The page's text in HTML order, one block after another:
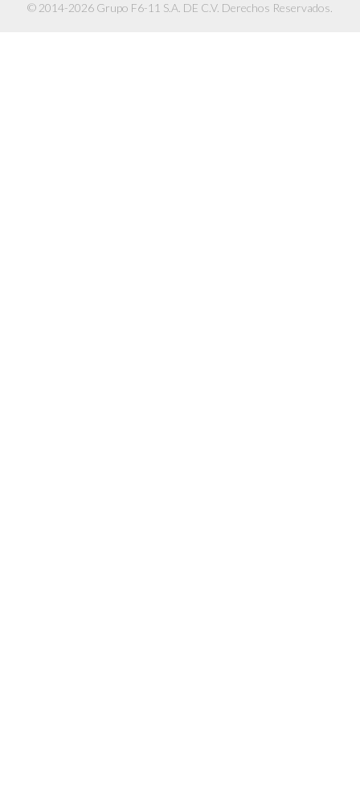
© 2014-2026 Grupo F6-11 S.A. DE C.V. Derechos Reservados.